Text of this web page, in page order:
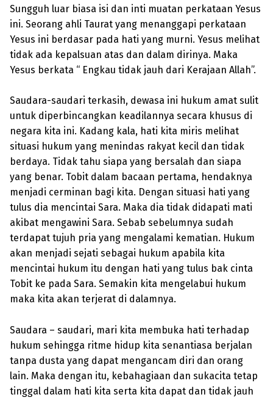
Sungguh luar biasa isi dan inti muatan perkataan Yesus
ini. Seorang ahli Taurat yang menanggapi perkataan
Yesus ini berdasar pada hati yang murni. Yesus melihat
tidak ada kepalsuan atas dan dalam dirinya. Maka
Yesus berkata “ Engkau tidak jauh dari Kerajaan Allah”.
Saudara-saudari terkasih, dewasa ini hukum amat sulit
untuk diperbincangkan keadilannya secara khusus di
negara kita ini. Kadang kala, hati kita miris melihat
situasi hukum yang menindas rakyat kecil dan tidak
berdaya. Tidak tahu siapa yang bersalah dan siapa
yang benar. Tobit dalam bacaan pertama, hendaknya
menjadi cerminan bagi kita. Dengan situasi hati yang
tulus dia mencintai Sara. Maka dia tidak didapati mati
akibat mengawini Sara. Sebab sebelumnya sudah
terdapat tujuh pria yang mengalami kematian. Hukum
akan menjadi sejati sebagai hukum apabila kita
mencintai hukum itu dengan hati yang tulus bak cinta
Tobit ke pada Sara. Semakin kita mengelabui hukum
maka kita akan terjerat di dalamnya.
Saudara – saudari, mari kita membuka hati terhadap
hukum sehingga ritme hidup kita senantiasa berjalan
tanpa dusta yang dapat mengancam diri dan orang
lain. Maka dengan itu, kebahagiaan dan sukacita tetap
tinggal dalam hati kita serta kita dapat dan tidak jauh